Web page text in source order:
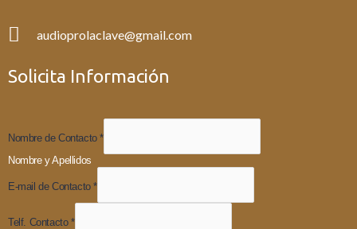
audioprolaclave@gmail.com
Solicita Información
Nombre de Contacto*
Nombre y Apellidos
E-mail de Contacto*
Telf. Contacto *